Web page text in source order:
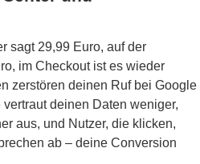
sagt 29,99 Euro, auf der
im Checkout ist es wieder
zerstören deinen Ruf bei Google
deinen Daten weniger,
aus, und Nutzer, die klicken,
ab – deine Conversion